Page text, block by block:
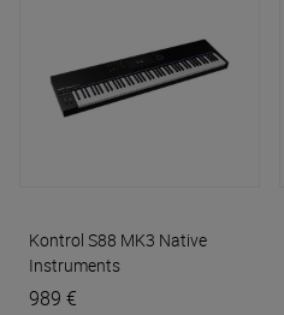
Kontrol S88 MK3 Native
Instruments
989 €